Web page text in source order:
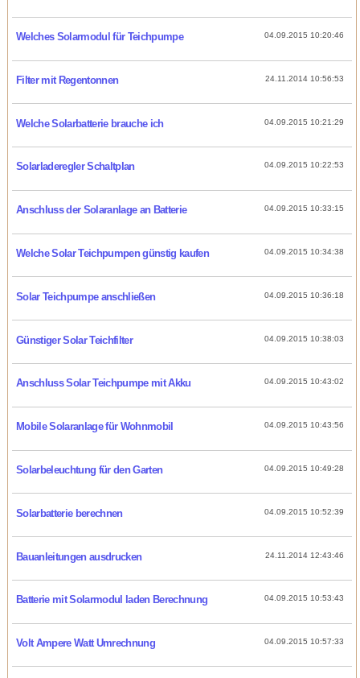
04.09.2015 10:20:46
Welches Solarmodul für Teichpumpe
24.11.2014 10:56:53
Filter mit Regentonnen
04.09.2015 10:21:29
Welche Solarbatterie brauche ich
04.09.2015 10:22:53
Solarladeregler Schaltplan
04.09.2015 10:33:15
Anschluss der Solaranlage an Batterie
04.09.2015 10:34:38
Welche Solar Teichpumpen günstig kaufen
04.09.2015 10:36:18
Solar Teichpumpe anschließen
04.09.2015 10:38:03
Günstiger Solar Teichfilter
04.09.2015 10:43:02
Anschluss Solar Teichpumpe mit Akku
04.09.2015 10:43:56
Mobile Solaranlage für Wohnmobil
04.09.2015 10:49:28
Solarbeleuchtung für den Garten
04.09.2015 10:52:39
Solarbatterie berechnen
24.11.2014 12:43:46
Bauanleitungen ausdrucken
04.09.2015 10:53:43
Batterie mit Solarmodul laden Berechnung
04.09.2015 10:57:33
Volt Ampere Watt Umrechnung